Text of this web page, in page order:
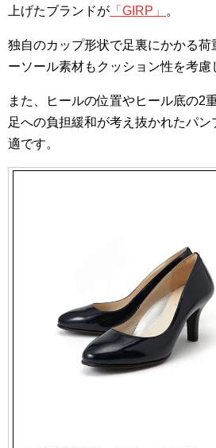
上げたブランドが 「GIRP」 。
独自のカップ形状で足裏にかかる荷
ーソール素材もクッション性を考慮
また、ヒールの位置やヒール底の2
足への負担緩和が考え抜かれたパ
適です。